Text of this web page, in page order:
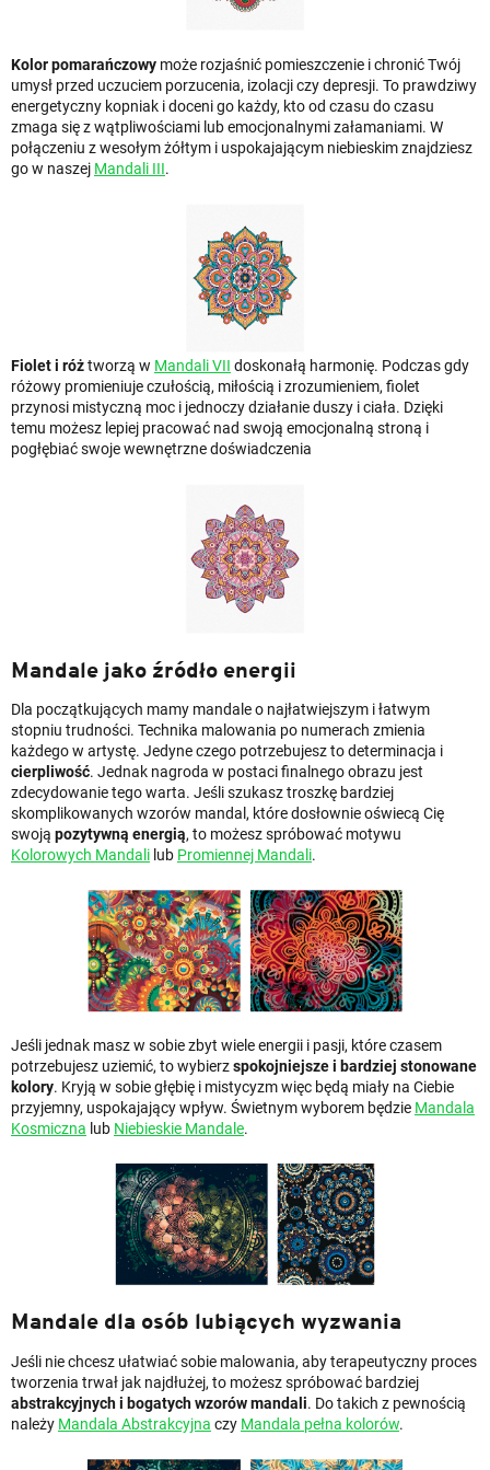
Kolor pomarańczowy może rozjaśnić pomieszczenie i chronić Twój
umysł przed uczuciem porzucenia, izolacji czy depresji. To prawdziwy
energetyczny kopniak i doceni go każdy, kto od czasu do czasu
zmaga się z wątpliwościami lub emocjonalnymi załamaniami. W
połączeniu z wesołym żółtym i uspokajającym niebieskim znajdziesz
go w naszej Mandali III.
Fiolet i różtworzą w Mandali VII doskonałą harmonię. Podczas gdy
różowy promieniuje czułością, miłością i zrozumieniem, fiolet
przynosi mistyczną moc i jednoczy działanie duszy i ciała. Dzięki
temu możesz lepiej pracować nad swoją emocjonalną stroną i
pogłębiać swoje wewnętrzne doświadczenia
Mandale jako źródło energii
Dla początkujących mamy mandale o najłatwiejszym i łatwym
stopniu trudności. Technika malowania po numerach zmienia
każdego w artystę. Jedyne czego potrzebujesz to determinacja i
cierpliwość. Jednak nagroda w postaci finalnego obrazu jest
zdecydowanie tego warta. Jeśli szukasz troszkę bardziej
skomplikowanych wzorów mandal, które dosłownie oświecą Cię
swoją pozytywną energią, to możesz spróbować motywu
Kolorowych Mandali lub Promiennej Mandali.
Jeśli jednak masz w sobie zbyt wiele energii i pasji, które czasem
potrzebujesz uziemić, to wybierzspokojniejsze i bardziej stonowane
kolory. Kryją w sobie głębię i mistycyzm więc będą miały na Ciebie
przyjemny, uspokajający wpływ. Świetnym wyborem będzie Mandala
Kosmiczna lub Niebieskie Mandale.
Mandale dla osób lubiących wyzwania
Jeśli nie chcesz ułatwiać sobie malowania, aby terapeutyczny proces
tworzenia trwał jak najdłużej, to możesz spróbować bardziej
abstrakcyjnych i bogatych wzorów mandali. Do takich z pewnością
należy Mandala Abstrakcyjna czy Mandala pełna kolorów.